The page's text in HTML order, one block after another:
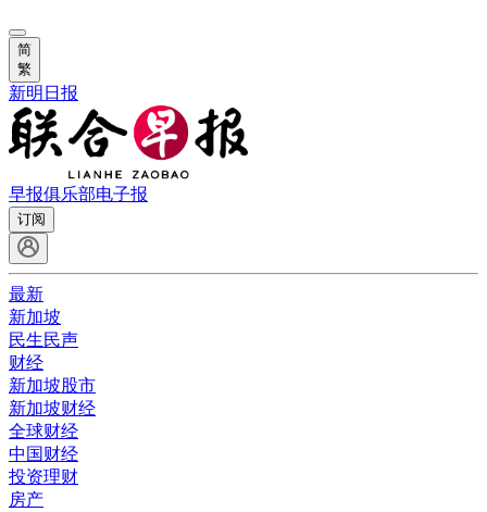
简
繁
新明日报
早报俱乐部电子报
订阅
最新
新加坡
民生民声
财经
新加坡股市
新加坡财经
全球财经
中国财经
投资理财
房产